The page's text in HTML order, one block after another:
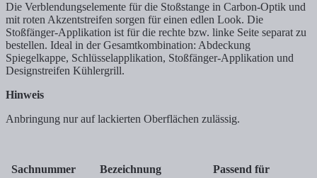
Die Verblendungselemente für die Stoßstange in Carbon-Optik und
mit roten Akzentstreifen sorgen für einen edlen Look. Die
Stoßfänger-Applikation ist für die rechte bzw. linke Seite separat zu
bestellen. Ideal in der Gesamtkombination: Abdeckung
Spiegelkappe, Schlüsselapplikation, Stoßfänger-Applikation und
Designstreifen Kühlergrill.
Hinweis
Anbringung nur auf lackierten Oberflächen zulässig.
Sachnummer Bezeichnung
Passend für